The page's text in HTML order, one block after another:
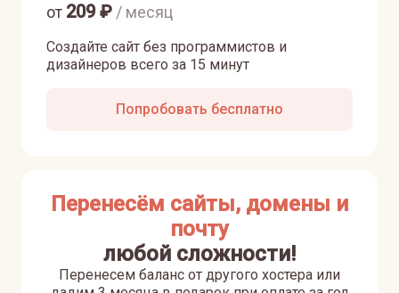
Создайте сайт без программистов и
дизайнеров всего за 15 минут
от 209₽ / месяц
Попробовать бесплатно
Перенесём сайты, домены и
почту
любой сложности!
Перенесем баланс от другого хостера или